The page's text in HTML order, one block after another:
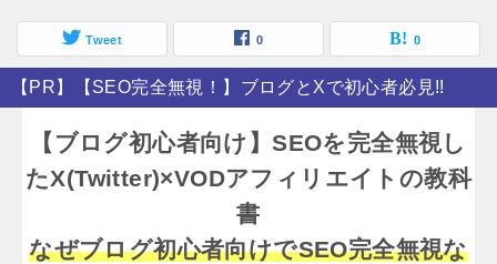
Tweet 0 0
【PR】【SEO完全無視！】ブログとXで初心者必見!!
【ブログ初心者向け】SEOを完全無視し
たX(Twitter)×VODアフィリエイトの教科
書
なぜブログ初心者向けでSEO完全無視な